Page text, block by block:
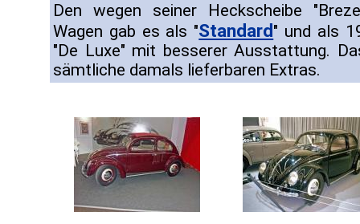
Den wegen seiner Heckscheibe
Wagen gab es als "Standard " und als
"De Luxe" mit besserer Ausstattung.
sämtliche damals lieferbaren Extras.